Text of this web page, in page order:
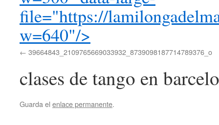
file="https://
w=640"/>
39664843_2109765669033932_8739098187714789376_o
clases de tango en
Guarda el enlace permanente.